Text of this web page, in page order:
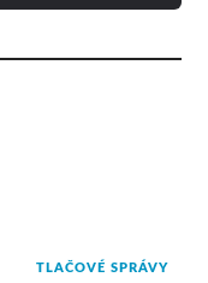
TLAČOVÉ SPRÁVY